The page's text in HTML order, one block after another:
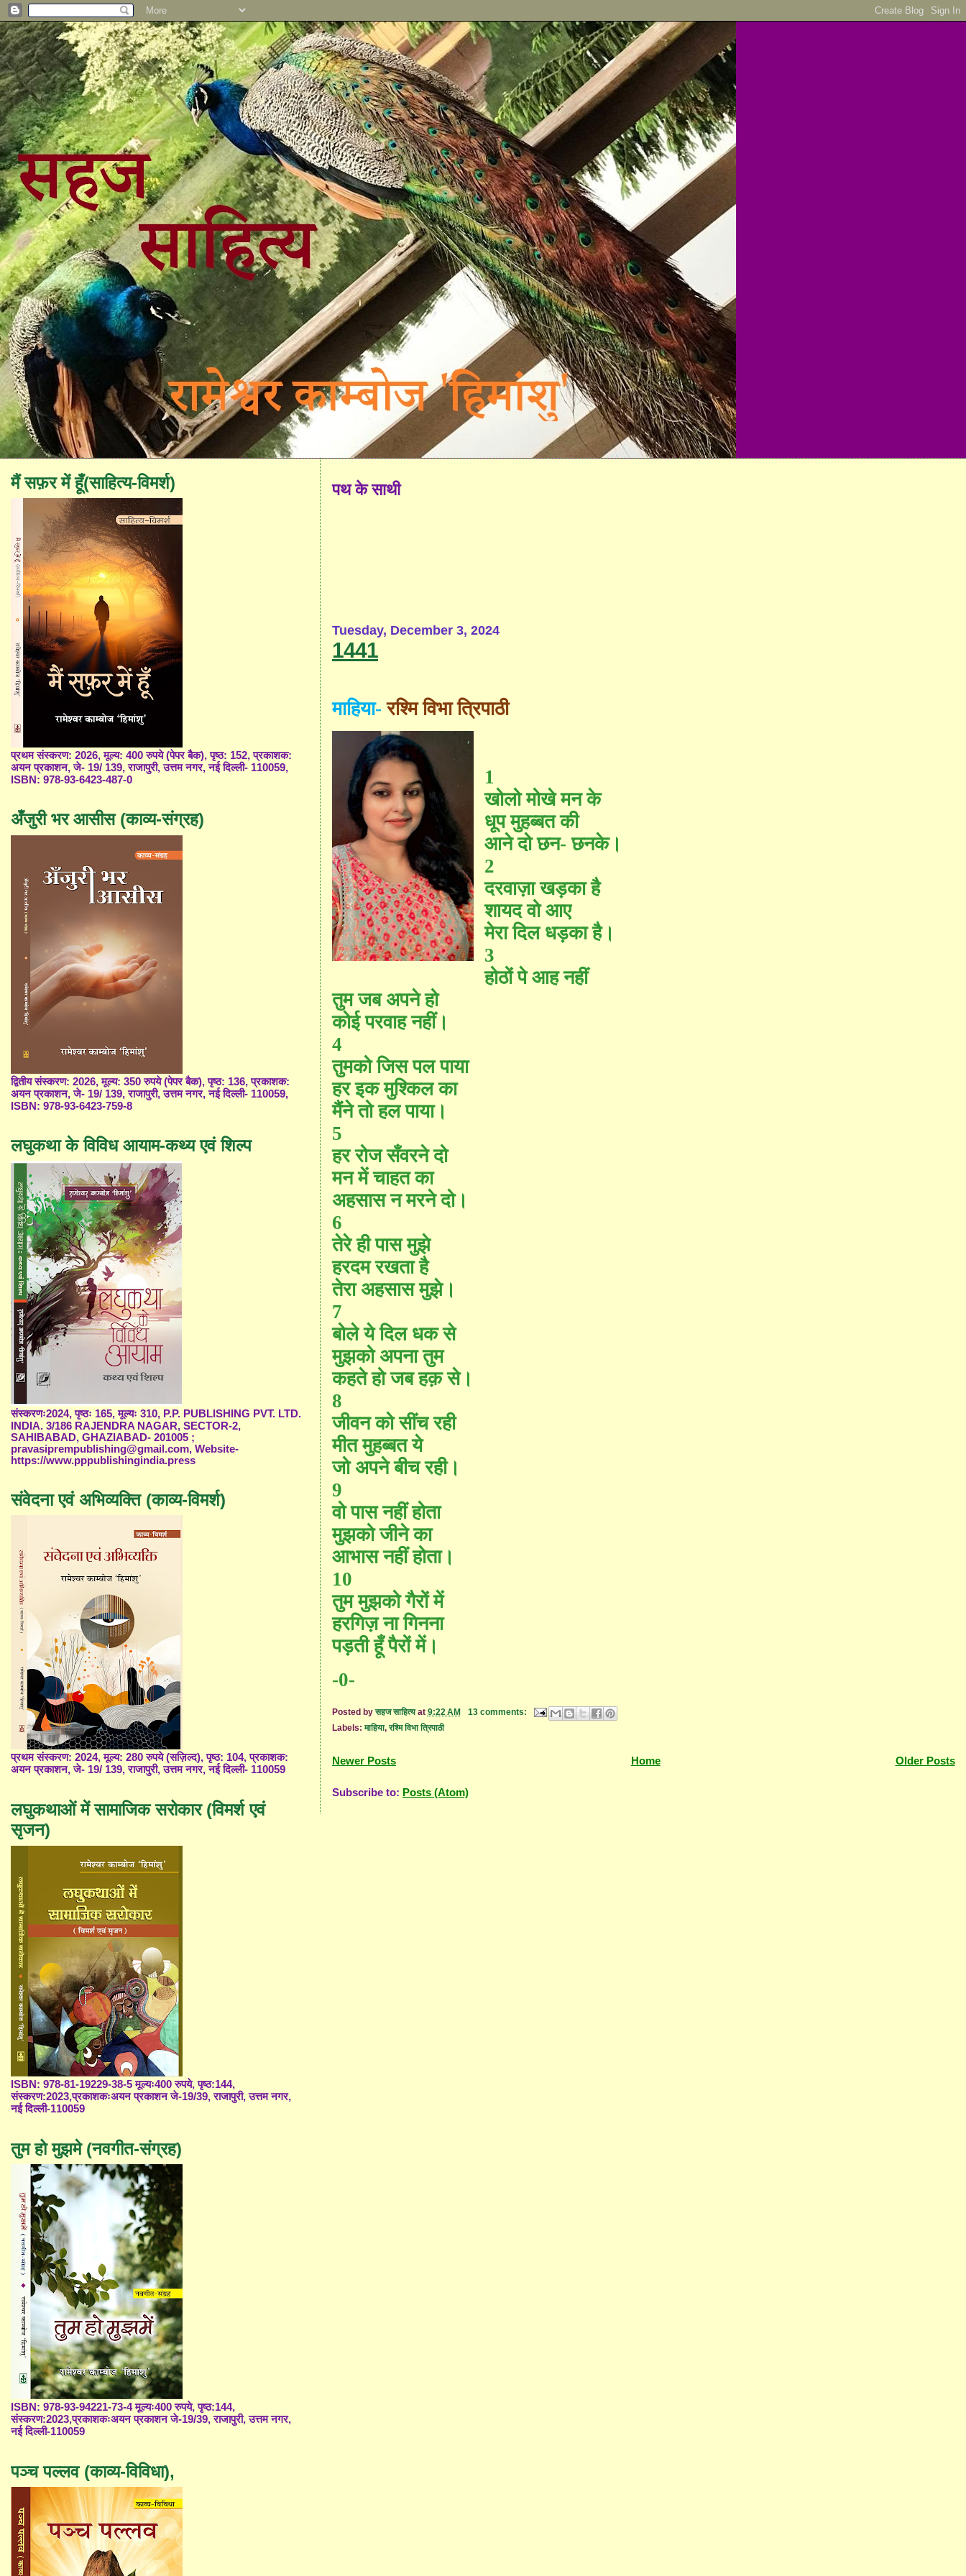
पथ के साथी
Tuesday, December 3, 2024
1441
माहिया-रश्मि विभा त्रिपाठी
1
खोलो मोखे मन के
धूप मुहब्बत की
आने दो छन- छनके।
2
दरवाज़ा खड़का है
शायद वो आए
मेरा दिल धड़का है।
3
होठों पे आह नहीं
तुम जब अपने हो
कोई परवाह नहीं।
4
तुमको जिस पल पाया
हर इक मुश्किल का
मैंने तो हल पाया।
5
हर रोज सँवरने दो
मन में चाहत का
अहसास न मरने दो।
6
तेरे ही पास मुझे
हरदम रखता है
तेरा अहसास मुझे।
7
बोले ये दिल धक से
मुझको अपना तुम
कहते हो जब हक़ से।
8
जीवन को सींच रही
मीत मुहब्बत ये
जो अपने बीच रही।
9
वो पास नहीं होता
मुझको जीने का
आभास नहीं होता।
10
तुम मुझको गैरों में
हरगिज़ ना गिनना
पड़ती हूँ पैरों में।
-0-
Posted byसहज साहित्य at 9:22 AM
13 comments:
Labels:माहिया,रश्मि विभा त्रिपाठी
Newer Posts Older Posts
Home
Subscribe to: Posts (Atom)
मैं सफ़र में हूँ(साहित्य-विमर्श)
प्रथम संस्करण: 2026, मूल्य: 400 रुपये (पेपर बैक), पृष्ठ: 152, प्रकाशक:
अयन प्रकाशन, जे- 19/ 139, राजापुरी, उत्तम नगर, नई दिल्ली- 110059,
ISBN: 978-93-6423-487-0
अँजुरी भर आसीस (काव्य-संग्रह)
द्वितीय संस्करण: 2026, मूल्य: 350 रुपये (पेपर बैक), पृष्ठ: 136, प्रकाशक:
अयन प्रकाशन, जे- 19/ 139, राजापुरी, उत्तम नगर, नई दिल्ली- 110059,
ISBN: 978-93-6423-759-8
लघुकथा के विविध आयाम-कथ्य एवं शिल्प
संस्करणः2024, पृष्ठः 165, मूल्यः 310, P.P. PUBLISHING PVT. LTD.
INDIA. 3/186 RAJENDRA NAGAR, SECTOR-2,
SAHIBABAD, GHAZIABAD- 201005 ;
pravasiprempublishing@gmail.com, Website-
https://www.pppublishingindia.press
संवेदना एवं अभिव्यक्ति (काव्य-विमर्श)
प्रथम संस्करण: 2024, मूल्य: 280 रुपये (सज़िल्द), पृष्ठ: 104, प्रकाशक:
अयन प्रकाशन, जे- 19/ 139, राजापुरी, उत्तम नगर, नई दिल्ली- 110059
लघुकथाओं में सामाजिक सरोकार (विमर्श एवं
सृजन)
ISBN: 978-81-19229-38-5 मूल्यः400 रुपये, पृष्ठ:144,
संस्करण:2023,प्रकाशकःअयन प्रकाशन जे-19/39, राजापुरी, उत्तम नगर,
नई दिल्ली-110059
तुम हो मुझमे (नवगीत-संग्रह)
ISBN: 978-93-94221-73-4 मूल्यः400 रुपये, पृष्ठ:144,
संस्करण:2023,प्रकाशकःअयन प्रकाशन जे-19/39, राजापुरी, उत्तम नगर,
नई दिल्ली-110059
पञ्च पल्लव (काव्य-विविधा),